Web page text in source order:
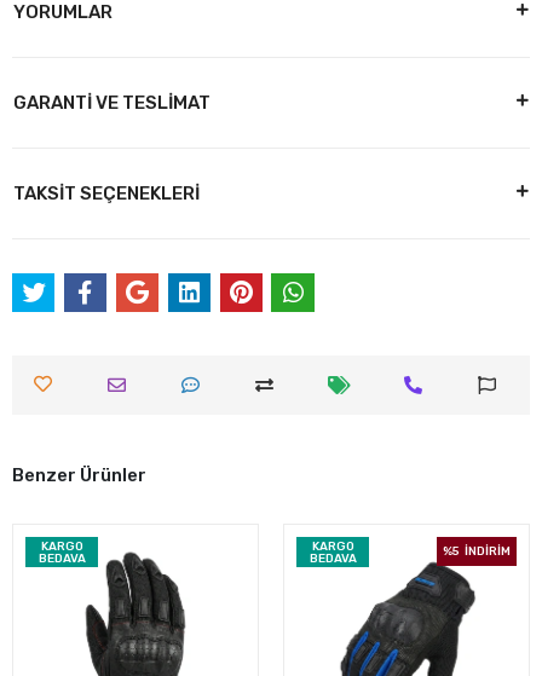
YORUMLAR
GARANTİ VE TESLİMAT
TAKSİT SEÇENEKLERİ
Benzer Ürünler
KARGO
BEDAVA
KARGO
BEDAVA
%5 İNDİRİM